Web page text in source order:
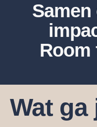
Room
Wat ga